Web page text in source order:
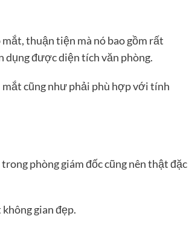
thuận tiện mà nó bao gồm rất
dụng được diện tích văn phòng.
mắt cũng như phải phù hợp với tính
phòng giám đốc cũng nên thật đặc
gian đẹp.